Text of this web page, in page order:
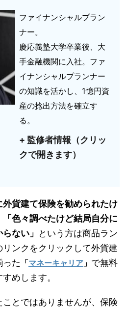
ファイナンシャルプラン
ナー。
慶応義塾大学卒業後、大
手金融機関に入社。ファ
イナンシャルプランナー
の知識を活かし、1憶円資
産の捻出方法を確立す
る。
+ 監修者情報（クリッ
クで開きます）
外貨建て保険を勧められたけ
色々調べたけど結局自分に
ない」
という方は商品ラン
ンクをクリックして外貨建
った 「マネーキャリア 」 で無料
めします。
とではありませんが、保険